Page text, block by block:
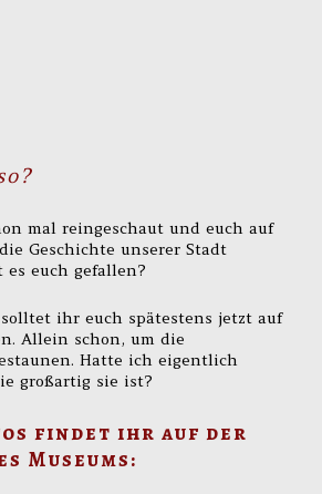
mal reingeschaut und euch auf
Geschichte unserer Stadt
es euch gefallen?
ihr euch spätestens jetzt auf
Allein schon, um die
Hatte ich eigentlich
großartig sie ist?
findet ihr auf der
Museums: